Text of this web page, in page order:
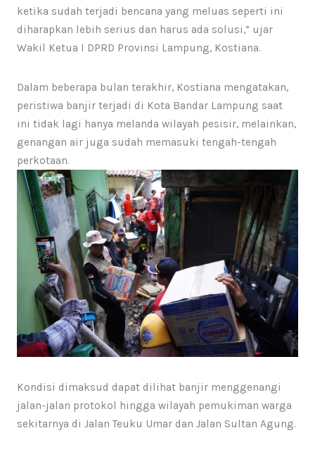
ketika sudah terjadi bencana yang meluas seperti ini
diharapkan lebih serius dan harus ada solusi,” ujar
Wakil Ketua I DPRD Provinsi Lampung, Kostiana.
Dalam beberapa bulan terakhir, Kostiana mengatakan,
peristiwa banjir terjadi di Kota Bandar Lampung saat
ini tidak lagi hanya melanda wilayah pesisir, melainkan,
genangan air juga sudah memasuki tengah-tengah
perkotaan.
Kondisi dimaksud dapat dilihat banjir menggenangi
jalan-jalan protokol hingga wilayah pemukiman warga
sekitarnya di Jalan Teuku Umar dan Jalan Sultan Agung.